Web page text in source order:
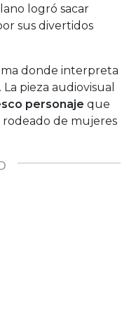
logró sacar
sus divertidos
donde interpreta
pieza audiovisual
personaje que
rodeado de mujeres